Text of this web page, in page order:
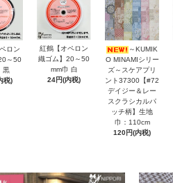
ロン
～50
黒
税)
紅鶴【オペロン
織ゴム】20～50
mm巾 白
24円(内税)
～KUMIK
O MINAMIシリー
ズ～スケアプリ
ント37300【#72
デイジー＆レー
スクラシカルパ
ッチ柄】生地
巾：110cm
120円(内税)